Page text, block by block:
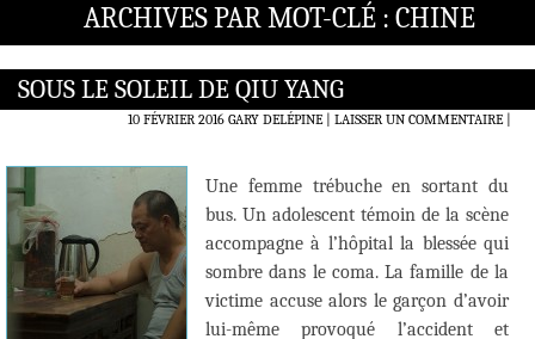
ARCHIVES PAR MOT-CLÉ : CHINE
SOUS LE SOLEIL DE QIU YANG
10 FÉVRIER 2016 GARY DELÉPINE LAISSER UN COMMENTAIRE|
Une femme trébuche en sortant du
bus. Un adolescent témoin de la scène
accompagne à l’hôpital la blessée qui
sombre dans le coma. La famille de la
victime accuse alors le garçon d’avoir
lui-même provoqué l’accident et